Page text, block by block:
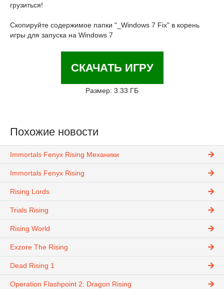
грузиться!
Скопируйте содержимое папки "_Windows 7 Fix" в корень
игры для запуска на Windows 7
СКАЧАТЬ ИГРУ
Размер: 3.33 ГБ
Похожие новости
Immortals Fenyx Rising Механики
Immortals Fenyx Rising
Rising Lords
Trials Rising
Rising World
Exzore The Rising
Dead Rising 1
Operation Flashpoint 2: Dragon Rising